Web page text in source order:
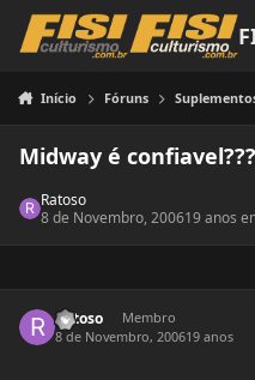
Pular para o conteúdo
Início Fóruns
Midway é confiavel???
Ratoso
8 de Novembro, 200619 anos
Ratoso
Membro
8 de Novembro, 200619 anos